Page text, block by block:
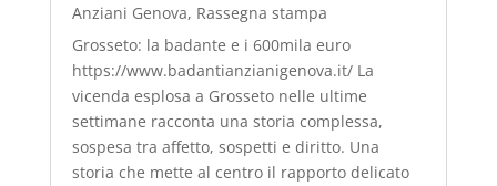
Anziani Genova, Rassegna stampa
Grosseto: la badante e i 600mila euro
https://www.badantianzianigenova.it/ La
vicenda esplosa a Grosseto nelle ultime
settimane racconta una storia complessa,
sospesa tra affetto, sospetti e diritto. Una
storia che mette al centro il rapporto delicato